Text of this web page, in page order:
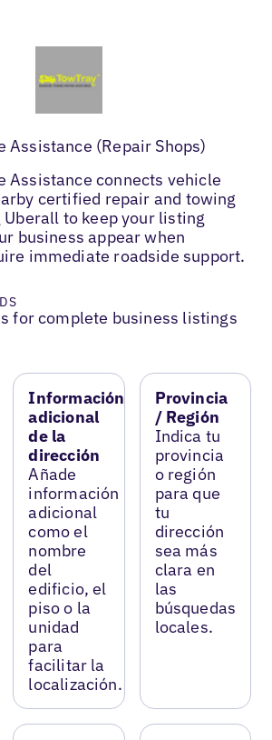
Assistance (Repair Shops)
Assistance connects vehicle
certified repair and towing
to keep your listing
business appear when
immediate roadside support.
for complete business listings
Información
adicional
de la
dirección
Añade
información
adicional
como el
nombre
del
edificio, el
piso o la
unidad
para
facilitar la
localización.
Provincia
/ Región
Indica tu
provincia
o región
para que
tu
dirección
sea más
clara en
las
búsquedas
locales.